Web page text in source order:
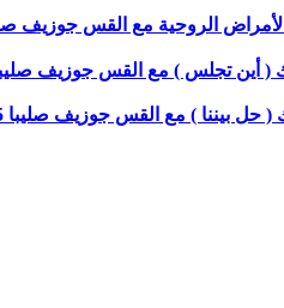
الروحية مع القس جوزيف صليبا 1 يونيو
تجلس ) مع القس جوزيف صليبا 3 مارس
بيننا ) مع القس جوزيف صليبا 15 ديسبمر 2025